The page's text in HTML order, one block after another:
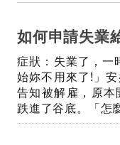
如何申請失業
症狀：失業了，一
始妳不用來了!」
告知被解雇，原
跌進了谷底。「怎